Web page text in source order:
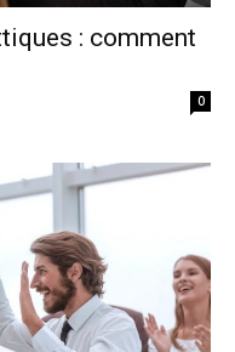
: comment
0